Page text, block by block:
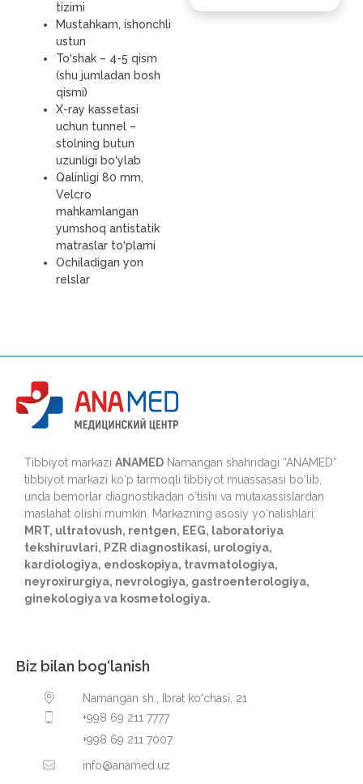
tizimi
Mustahkam, ishonchli
ustun
To‘shak – 4-5 qism
(shu jumladan bosh
qismi)
X-ray kassetasi
uchun tunnel –
stolning butun
uzunligi bo‘ylab
Qalinligi 80 mm,
Velcro
mahkamlangan
yumshoq antistatik
matraslar to‘plami
Ochiladigan yon
relslar
Tibbiyot markazi ANAMED Namangan shahridagi “ANAMED”
tibbiyot markazi ko‘p tarmoqli tibbiyot muassasasi bo‘lib,
unda bemorlar diagnostikadan o‘tishi va mutaxassislardan
maslahat olishi mumkin. Markazning asosiy yo‘nalishlari:
MRT, ultratovush, rentgen, EEG, laboratoriya
tekshiruvlari, PZR diagnostikasi, urologiya,
kardiologiya, endoskopiya, travmatologiya,
neyroxirurgiya, nevrologiya, gastroenterologiya,
ginekologiya va kosmetologiya.
Biz bilan bog‘lanish
Namangan sh., Ibrat ko‘chasi, 21
+998 69 211 7777
+998 69 211 7007
info@anamed.uz